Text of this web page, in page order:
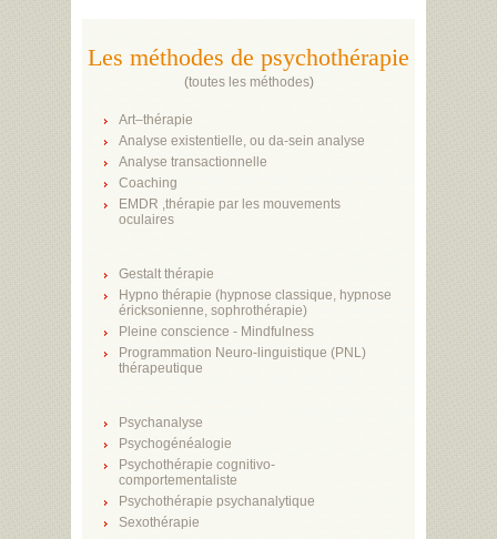
Les méthodes de psychothérapie
(toutes les méthodes)
Art–thérapie
Analyse existentielle, ou da-sein analyse
Analyse transactionnelle
Coaching
EMDR ,thérapie par les mouvements
oculaires
Gestalt thérapie
Hypno thérapie (hypnose classique, hypnose
éricksonienne, sophrothérapie)
Pleine conscience - Mindfulness
Programmation Neuro-linguistique (PNL)
thérapeutique
Psychanalyse
Psychogénéalogie
Psychothérapie cognitivo-
comportementaliste
Psychothérapie psychanalytique
Sexothérapie